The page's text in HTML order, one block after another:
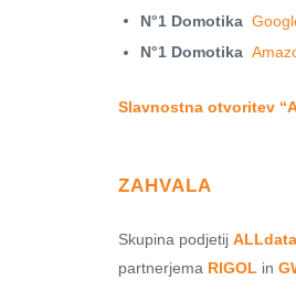
N°1 Domotika
N°1 Domotika
Slavnostna otvoritev
ZAHVALA
Skupina podjetij
partnerjema RIGOL in